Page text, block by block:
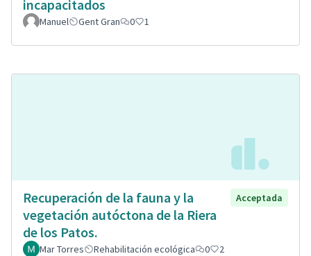
incapacitados
Manuel Gent Gran 0 1
Recuperación de la fauna y la
vegetación autóctona de la Riera
de los Patos.
Acceptada
Mar Torres Rehabilitación ecológica 0 2